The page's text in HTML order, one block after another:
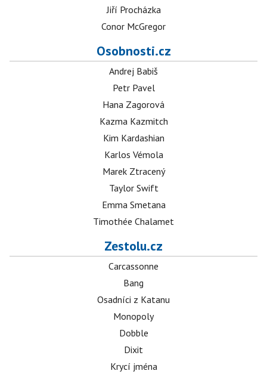
Jiří Procházka
Conor McGregor
Osobnosti.cz
Andrej Babiš
Petr Pavel
Hana Zagorová
Kazma Kazmitch
Kim Kardashian
Karlos Vémola
Marek Ztracený
Taylor Swift
Emma Smetana
Timothée Chalamet
Zestolu.cz
Carcassonne
Bang
Osadníci z Katanu
Monopoly
Dobble
Dixit
Krycí jména